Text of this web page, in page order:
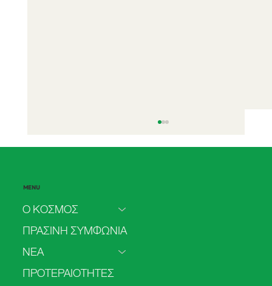
Οικολογικό Δίλημμα του Αιώνα
MENU
Ο ΚΟΣΜΟΣ
ΠΡΑΣΙΝΗ ΣΥΜΦΩΝΙΑ
ΝΕΑ
ΠΡΟΤΕΡΑΙΟΤΗΤΕΣ